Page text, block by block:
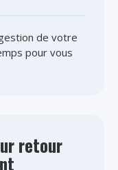
de votre
pour vous
retour